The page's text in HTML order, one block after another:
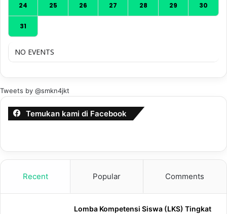
24 25 26 27 28 29 30
31
NO EVENTS
Tweets by @smkn4jkt
Temukan kami di Facebook
Recent Popular Comments
Lomba Kompetensi Siswa (LKS) Tingkat